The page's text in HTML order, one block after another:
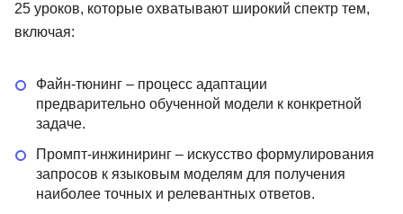
25 уроков, которые охватывают широкий спектр тем,
включая:
Файн-тюнинг – процесс адаптации
предварительно обученной модели к конкретной
задаче.
Промпт-инжиниринг – искусство формулирования
запросов к языковым моделям для получения
наиболее точных и релевантных ответов.